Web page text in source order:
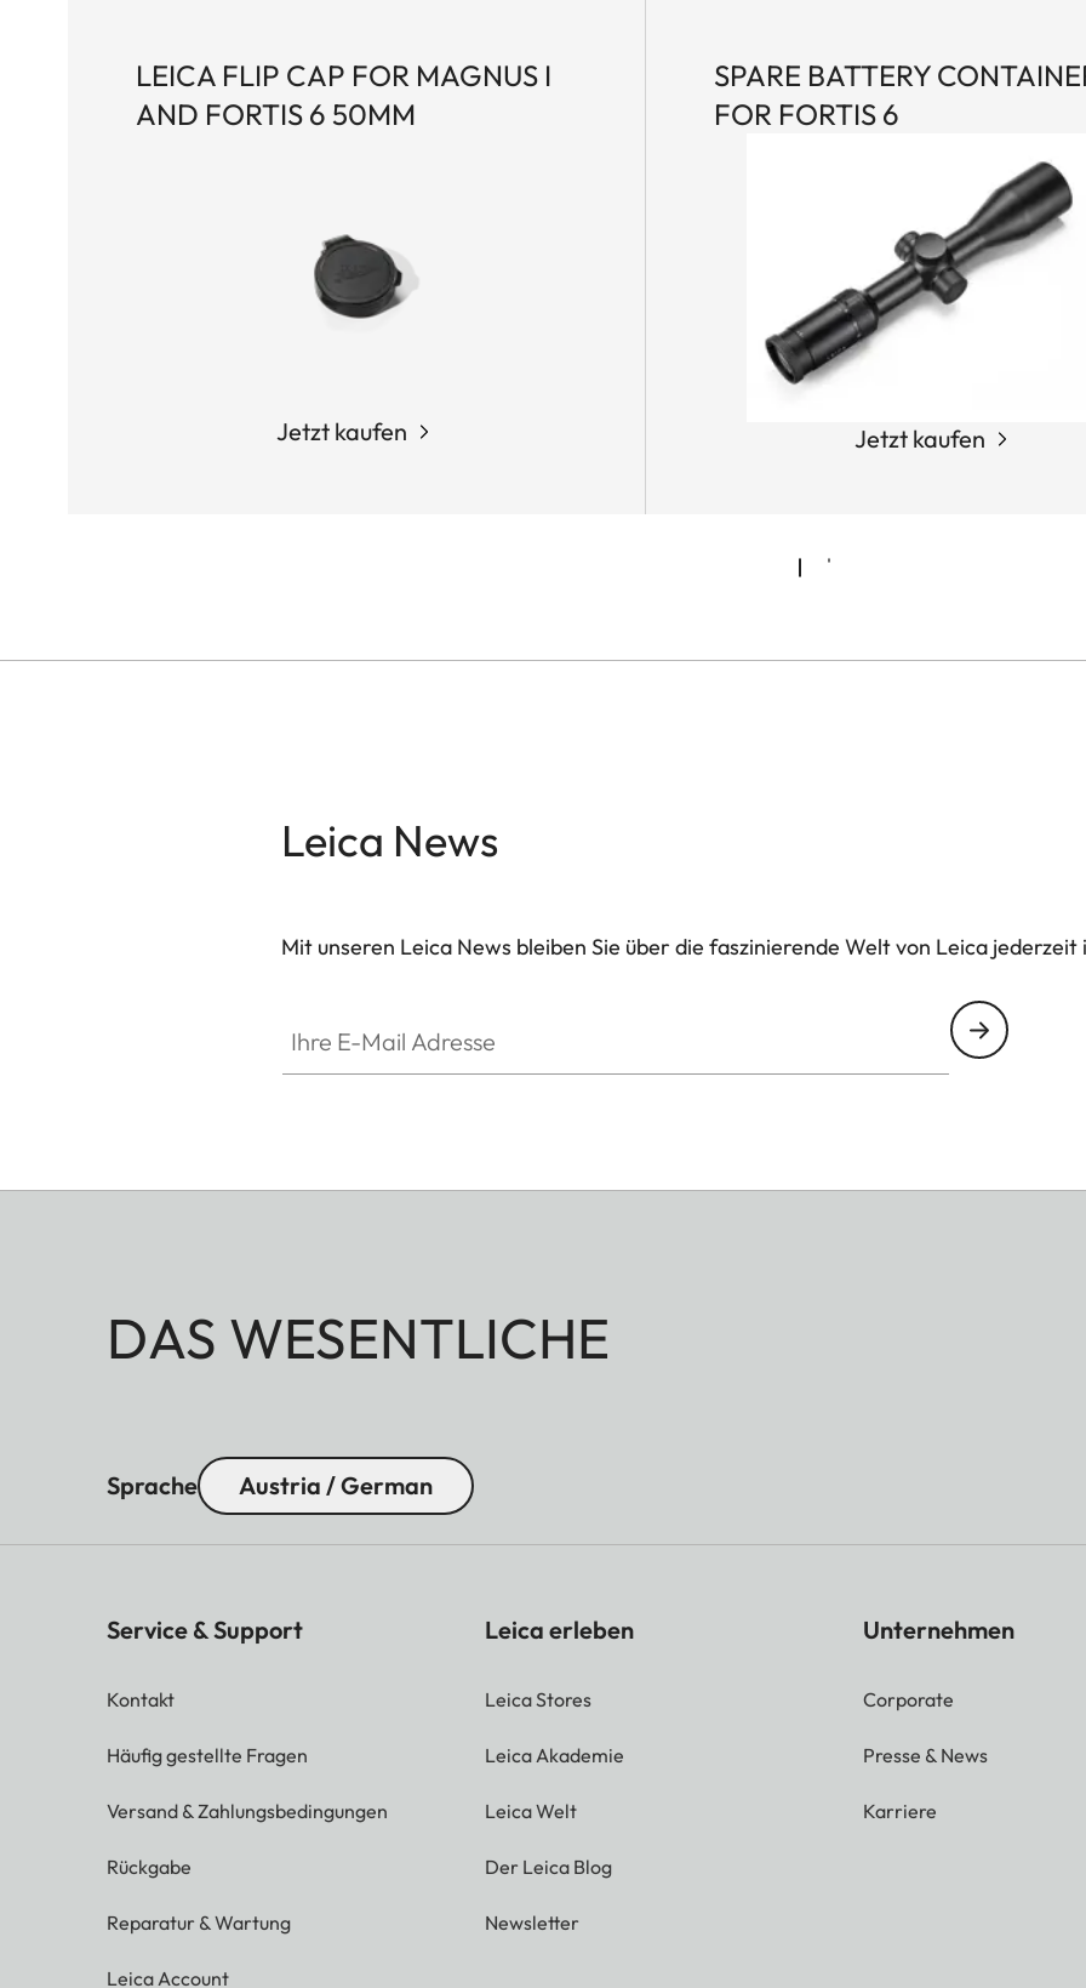
LEICA FLIP CAP FOR MAGNUS I
AND FORTIS 6 50MM
Jetzt kaufen
SPARE BATTERY
FOR FORTIS 6
Jetzt kaufen
Leica News
Mit unseren Leica News bleiben Sie über die faszinierende Welt von Leica
DAS WESENTLICHE
Sprache Austria / German
Service & Support
Kontakt
Häufig gestellte Fragen
Versand & Zahlungsbedingungen
Rückgabe
Reparatur & Wartung
Leica Account
Leica erleben
Leica Stores
Leica Akademie
Leica Welt
Der Leica Blog
Newsletter
Unternehmen
Corporate
Presse & News
Karriere